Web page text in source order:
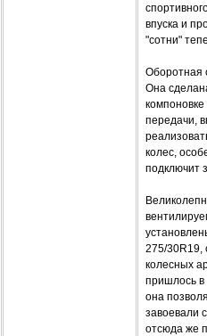
впуска и
"сотни"
Оборотная
Она
передачи,
колес,
подключит
275/30R19,
колесных
пришлось в
она
завоевали
отсюда же